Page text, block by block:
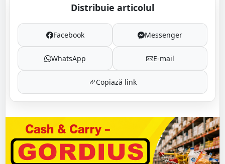
Distribuie articolul
Facebook Messenger
WhatsApp E-mail
Copiază link